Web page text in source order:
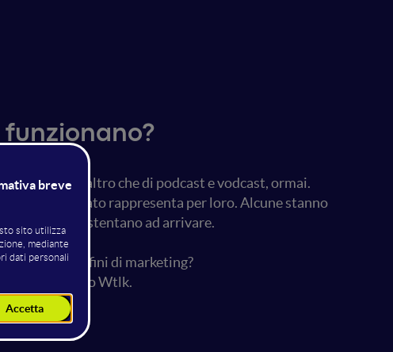
funzionano?
di nient'altro che di podcast e vodcast, ormai.
questo formato rappresenta per loro. Alcune stanno
sempre stentano ad arrivare.
non scala.
per fini di marketing?
firmato Wtlk.